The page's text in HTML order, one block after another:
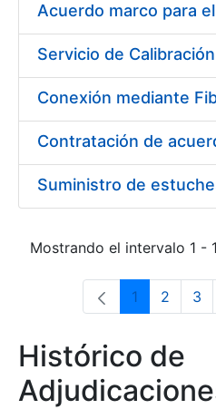
Mostrando el intervalo 1 -
Página
1 Página
2 3
Histórico de